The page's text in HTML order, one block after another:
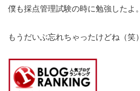
僕も採点管理試験の時に勉強したよ。
もうだいぶ忘れちゃったけどね（笑）